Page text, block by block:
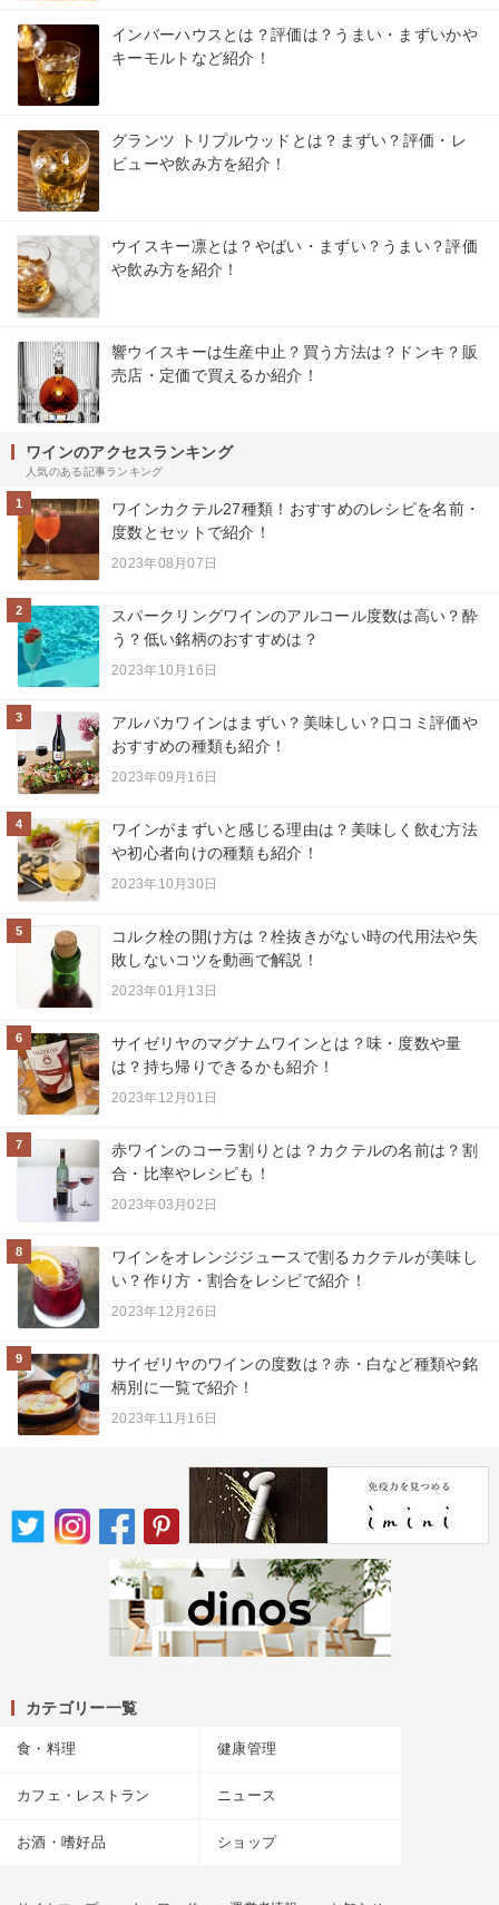
インバーハウスとは？評価は？うまい・まずいかや
キーモルトなど紹介！
グランツ トリプルウッドとは？まずい？評価・レ
ビューや飲み方を紹介！
ウイスキー凛とは？やばい・まずい？うまい？評価
や飲み方を紹介！
響ウイスキーは生産中止？買う方法は？ドンキ？販
売店・定価で買えるか紹介！
ワインのアクセスランキング
人気のある記事ランキング
1
ワインカクテル27種類！おすすめのレシピを名前・
度数とセットで紹介！
2023年08月07日
2
スパークリングワインのアルコール度数は高い？酔
う？低い銘柄のおすすめは？
2023年10月16日
3
アルパカワインはまずい？美味しい？口コミ評価や
おすすめの種類も紹介！
2023年09月16日
4
ワインがまずいと感じる理由は？美味しく飲む方法
や初心者向けの種類も紹介！
2023年10月30日
5
コルク栓の開け方は？栓抜きがない時の代用法や失
敗しないコツを動画で解説！
2023年01月13日
6
サイゼリヤのマグナムワインとは？味・度数や量
は？持ち帰りできるかも紹介！
2023年12月01日
7
赤ワインのコーラ割りとは？カクテルの名前は？割
合・比率やレシピも！
2023年03月02日
8
ワインをオレンジジュースで割るカクテルが美味し
い？作り方・割合をレシピで紹介！
2023年12月26日
9
サイゼリヤのワインの度数は？赤・白など種類や銘
柄別に一覧で紹介！
2023年11月16日
カテゴリー一覧
食・料理 健康管理
カフェ・レストラン ニュース
お酒・嗜好品 ショップ